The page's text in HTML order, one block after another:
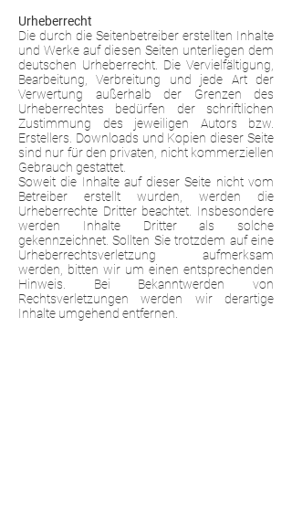
Urheberrecht
Die durch die Seitenbetreiber erstellten Inhalte
und Werke auf diesen Seiten unterliegen dem
deutschen Urheberrecht. Die Vervielfältigung,
Bearbeitung, Verbreitung und jede Art der
Verwertung außerhalb der Grenzen des
Urheberrechtes bedürfen der schriftlichen
Zustimmung des jeweiligen Autors bzw.
Erstellers. Downloads und Kopien dieser Seite
sind nur für den privaten, nicht kommerziellen
Gebrauch gestattet.
Soweit die Inhalte auf dieser Seite nicht vom
Betreiber erstellt wurden, werden die
Urheberrechte Dritter beachtet. Insbesondere
werden Inhalte Dritter als solche
gekennzeichnet. Sollten Sie trotzdem auf eine
Urheberrechtsverletzung aufmerksam
werden, bitten wir um einen entsprechenden
Hinweis. Bei Bekanntwerden von
Rechtsverletzungen werden wir derartige
Inhalte umgehend entfernen.